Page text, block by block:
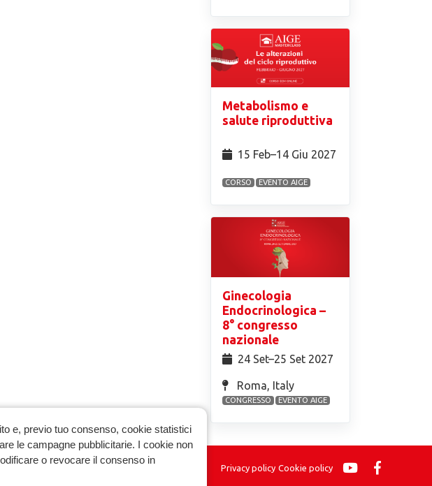
Metabolismo e
salute riproduttiva
15 Feb⁠–14 Giu 2027
CORSO EVENTO AIGE
Ginecologia
Endocrinologica –
8° congresso
nazionale
24 Set⁠–25 Set 2027
Roma, Italy
CONGRESSO EVENTO AIGE
Privacy policy Cookie policy
e, previo tuo consenso, cookie statistici
le campagne pubblicitarie. I cookie non
o revocare il consenso in